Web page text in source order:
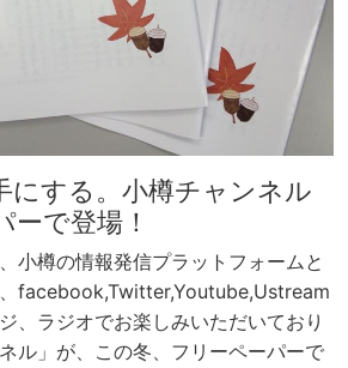
にする。小樽チャンネル
ーで登場！
小樽の情報発信プラットフォームと
facebook,Twitter,Youtube,Ustream
、ラジオでお楽しみいただいており
ル」が、この冬、フリーペーパーで